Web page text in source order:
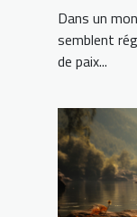
trouver
10
Dans un
semblent
de paix...